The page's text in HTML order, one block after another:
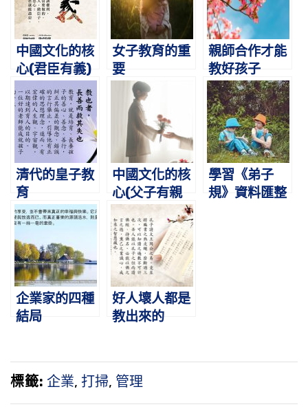
中國文化的核
心(君臣有義)
女子教育的重
要
親師合作才能
教好孩子
清代的皇子教
育
中國文化的核
心(父子有親
2)
學習《弟子
規》資料匯整
企業家的四種
結局
好人壞人都是
教出來的
標籤: 企業, 打掃, 管理